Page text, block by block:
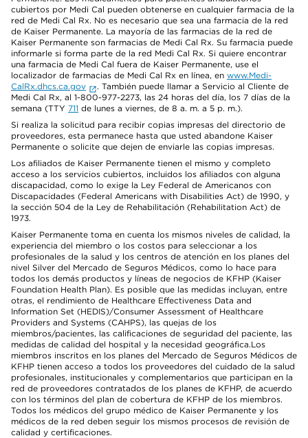
cubiertos por Medi Cal pueden obtenerse en cualquier farmacia de la
red de Medi Cal Rx. No es necesario que sea una farmacia de la red
de Kaiser Permanente. La mayoría de las farmacias de la red de
Kaiser Permanente son farmacias de Medi Cal Rx. Su farmacia puede
informarle si forma parte de la red Medi Cal Rx. Si quiere encontrar
una farmacia de Medi Cal fuera de Kaiser Permanente, use el
localizador de farmacias de Medi Cal Rx en línea, en www.Medi-
CalRx.dhcs.ca.gov
. También puede llamar a Servicio al Cliente de
Medi Cal Rx, al 1-800-977-2273, las 24 horas del día, los 7 días de la
semana (TTY 711 de lunes a viernes, de 8 a. m. a 5 p. m.).
Si realiza la solicitud para recibir copias impresas del directorio de
proveedores, esta permanece hasta que usted abandone Kaiser
Permanente o solicite que dejen de enviarle las copias impresas.
Los afiliados de Kaiser Permanente tienen el mismo y completo
acceso a los servicios cubiertos, incluidos los afiliados con alguna
discapacidad, como lo exige la Ley Federal de Americanos con
Discapacidades (Federal Americans with Disabilities Act) de 1990, y
la sección 504 de la Ley de Rehabilitación (Rehabilitation Act) de
1973.
Kaiser Permanente toma en cuenta los mismos niveles de calidad, la
experiencia del miembro o los costos para seleccionar a los
profesionales de la salud y los centros de atención en los planes del
nivel Silver del Mercado de Seguros Médicos, como lo hace para
todos los demás productos y líneas de negocios de KFHP (Kaiser
Foundation Health Plan). Es posible que las medidas incluyan, entre
otras, el rendimiento de Healthcare Effectiveness Data and
Information Set (HEDIS)/Consumer Assessment of Healthcare
Providers and Systems (CAHPS), las quejas de los
miembros/pacientes, las calificaciones de seguridad del paciente, las
medidas de calidad del hospital y la necesidad geográfica.Los
miembros inscritos en los planes del Mercado de Seguros Médicos de
KFHP tienen acceso a todos los proveedores del cuidado de la salud
profesionales, institucionales y complementarios que participan en la
red de proveedores contratados de los planes de KFHP, de acuerdo
con los términos del plan de cobertura de KFHP de los miembros.
Todos los médicos del grupo médico de Kaiser Permanente y los
médicos de la red deben seguir los mismos procesos de revisión de
calidad y certificaciones.